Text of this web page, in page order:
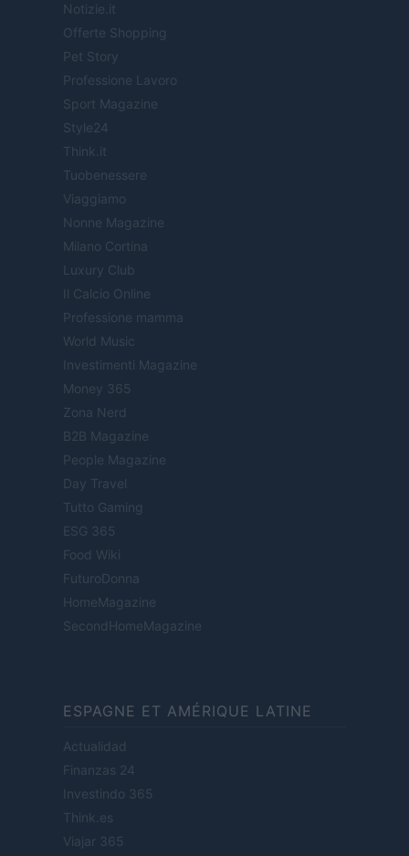
Notizie.it
Offerte Shopping
Pet Story
Professione Lavoro
Sport Magazine
Style24
Think.it
Tuobenessere
Viaggiamo
Nonne Magazine
Milano Cortina
Luxury Club
Il Calcio Online
Professione mamma
World Music
Investimenti Magazine
Money 365
Zona Nerd
B2B Magazine
People Magazine
Day Travel
Tutto Gaming
ESG 365
Food Wiki
FuturoDonna
HomeMagazine
SecondHomeMagazine
ESPAGNE ET AMÉRIQUE LATINE
Actualidad
Finanzas 24
Investindo 365
Think.es
Viajar 365